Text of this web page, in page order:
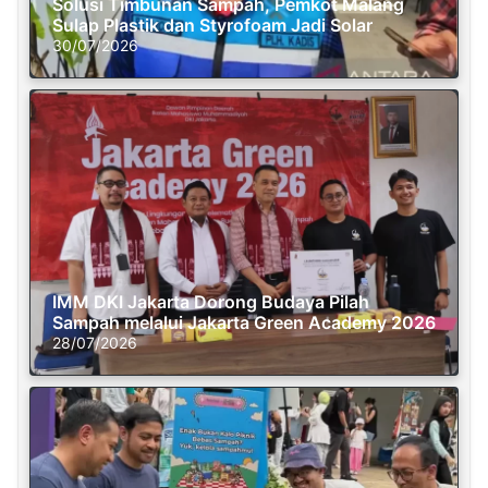
Solusi Timbunan Sampah, Pemkot Malang
Sulap Plastik dan Styrofoam Jadi Solar
30/07/2026
IMM DKI Jakarta Dorong Budaya Pilah
Sampah melalui Jakarta Green Academy 2026
28/07/2026